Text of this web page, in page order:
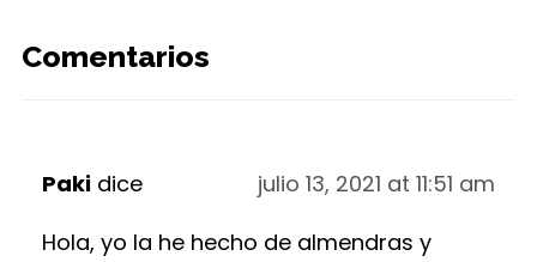
Comentarios
Paki dice
julio 13, 2021 at 11:51 am
Hola, yo la he hecho de almendras y